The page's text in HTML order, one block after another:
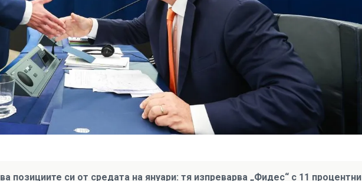
позициите си от средата на януари: тя изпреварва „Фидес“ с 11 процентни